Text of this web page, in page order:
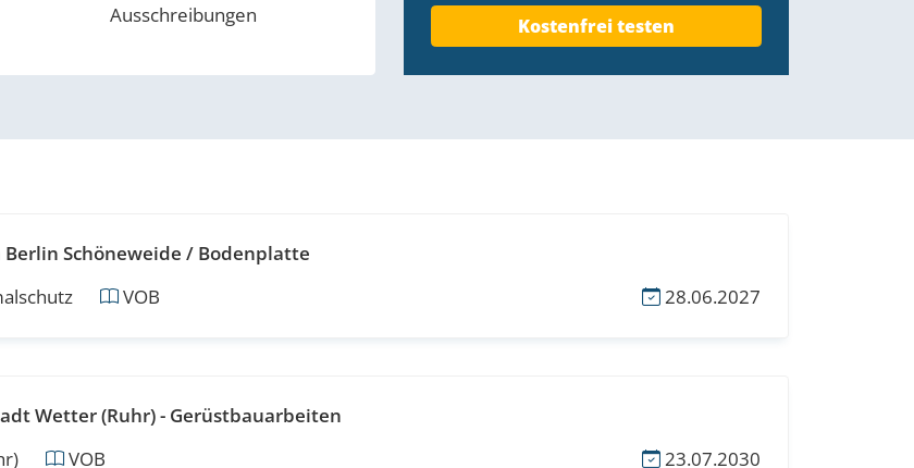
Ausschreibungen Kostenfrei testen
Schöneweide / Bodenplatte
VOB 28.06.2027
Wetter (Ruhr) - Gerüstbauarbeiten
VOB 23.07.2030